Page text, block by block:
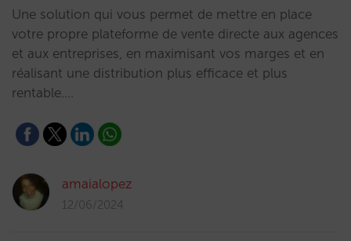
Une solution qui vous permet de mettre en place
votre propre plateforme de vente directe aux agences
et aux entreprises, en maximisant vos marges et en
réalisant une distribution plus efficace et plus
rentable.…
amaialopez
12/06/2024